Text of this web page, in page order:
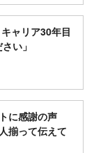
ャリア30年目
い」
に感謝の声
揃って伝えて